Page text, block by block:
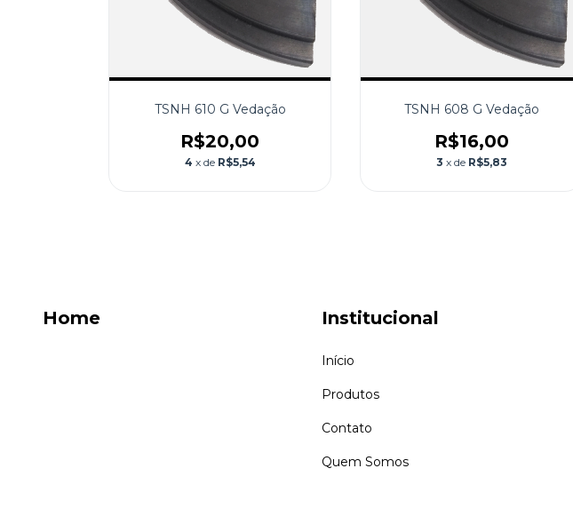
TSNH 610 G Vedação
R$20,00
4 x de R$5,54
TSNH 608 G Vedação
R$16,00
3 x de R$5,83
Home Institucional
Início
Produtos
Contato
Quem Somos